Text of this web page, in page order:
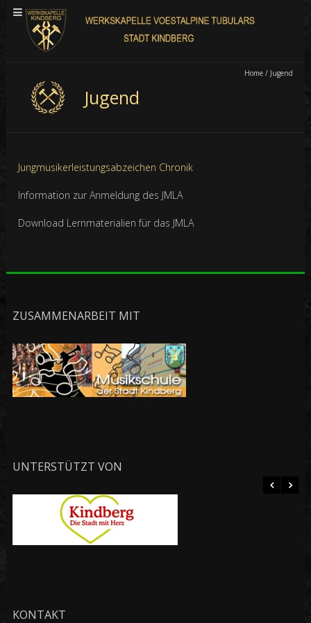
Home/ Jugend
Jugend
Jungmusikerleistungsabzeichen Chronik
Information zur Anmeldung des JMLA
Download Lernmaterialien für das JMLA
ZUSAMMENARBEIT MIT
UNTERSTÜTZT VON
KONTAKT